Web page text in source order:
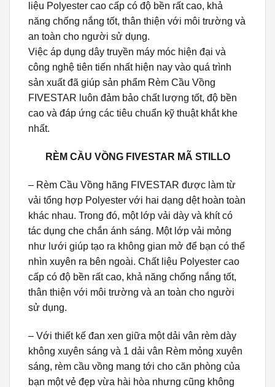
liệu Polyester cao cấp có độ bền rất cao, khả
năng chống nắng tốt, thân thiện với môi trường và
an toàn cho người sử dụng.
Việc áp dụng dây truyền máy móc hiện đại và
công nghệ tiên tiến nhất hiện nay vào quá trình
sản xuất đã giúp sản phẩm Rèm Cầu Vồng
FIVESTAR luôn đảm bảo chất lượng tốt, độ bền
cao và đáp ứng các tiêu chuẩn kỹ thuật khắt khe
nhất.
RÈM CẦU VỒNG FIVESTAR MÃ STILLO
– Rèm Cầu Vồng hãng FIVESTAR được làm từ
vải tổng hợp Polyester với hai dạng dệt hoàn toàn
khác nhau. Trong đó, một lớp vải dày và khít có
tác dụng che chắn ánh sáng. Một lớp vải mỏng
như lưới giúp tạo ra không gian mở để bạn có thể
nhìn xuyên ra bên ngoài. Chất liệu Polyester cao
cấp có độ bền rất cao, khả năng chống nắng tốt,
thân thiện với môi trường và an toàn cho người
sử dụng.
– Với thiết kế đan xen giữa một dải vân rèm dày
không xuyên sáng và 1 dải vân Rèm mỏng xuyên
sáng, rèm cầu vồng mang tới cho căn phòng của
bạn một vẻ đẹp vừa hài hòa nhưng cũng không